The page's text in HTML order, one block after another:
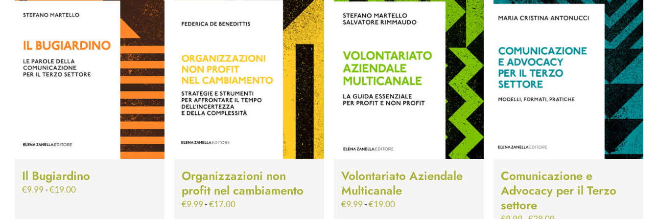
Il Bugiardino
€9.99-€19.00Fascia
Organizzazioni non
profit nel cambiamento
€9.99-€17.00Fascia
Volontariato Aziendale
Multicanale
€9.99-€19.00Fascia
Comunicazione e
Advocacy per il Terzo
settore